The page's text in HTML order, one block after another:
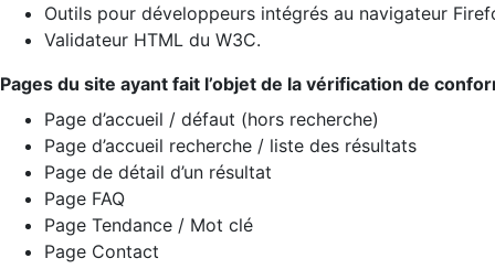
Outils pour développeurs intégrés au navigateur
Validateur HTML du W3C.
Pages du site ayant fait l’objet de la vérification de
Page d’accueil / défaut (hors recherche)
Page d’accueil recherche / liste des résultats
Page de détail d’un résultat
Page FAQ
Page Tendance / Mot clé
Page Contact